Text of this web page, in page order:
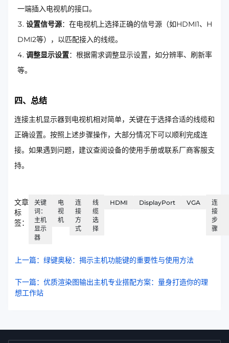
一端插入电视机的接口。
设置信号源：在电视机上选择正确的信号源（如HDMI1、H
DMI2等），以匹配接入的线缆。
调整显示设置：根据需求调整显示设置，如分辨率、刷新率
等。
四、总结
连接主机显示器到电视机相对简单，关键在于选择合适的线缆和
正确设置。按照上述步骤操作，大部分情况下可以顺利完成连
接。如果遇到问题，建议查阅设备的使用手册或联系厂商客服支
持。
文章
标
签：
关键
词：
主机
显示
器
电
视
机
连
接
方
式
线
缆
选
择
HDMI DisplayPort VGA
连
接
步
骤
上一篇：绿键奥秘：揭示主机功能键的重要性与使用方法
下一篇：优质渲染图输出主机专业搭配方案：量身打造你的理
想工作站